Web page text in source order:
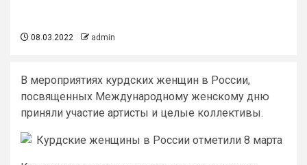
08.03.2022 admin
В мероприятиях курдских женщин в России,
посвященных Международному женскому дню
приняли участие артисты и целые коллективы.